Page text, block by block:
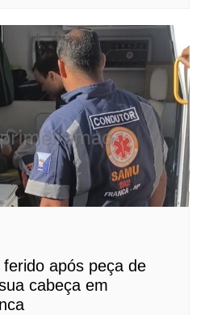
após peça de
cabeça em